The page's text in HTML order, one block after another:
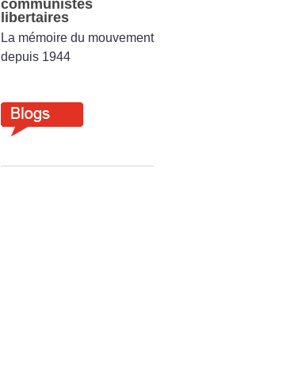
communistes
libertaires
La mémoire du mouvement
depuis 1944